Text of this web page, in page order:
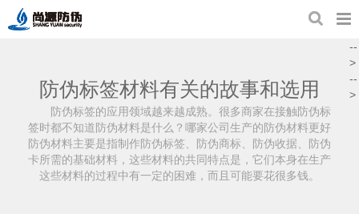
防伪标签材料有关的故事和选用
防伪标签的应用领域越来越成熟。很多商家在接触防伪标
签时都不知道防伪材料是什么？哪家公司生产的防伪材料更好
防伪材料主要是指制作防伪标签、防伪商标、防伪收据、防伪
卡所需的基础材料，这些材料的共同特点是，它们本身在生产
这些材料的过程中有一定的困难，而且可能要花很多钱。
--
>
--
>